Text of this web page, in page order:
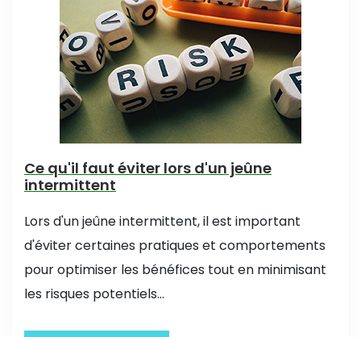
Ce qu'il faut éviter lors d'un jeûne
intermittent
Lors d'un jeûne intermittent, il est important
d'éviter certaines pratiques et comportements
pour optimiser les bénéfices tout en minimisant
les risques potentiels...